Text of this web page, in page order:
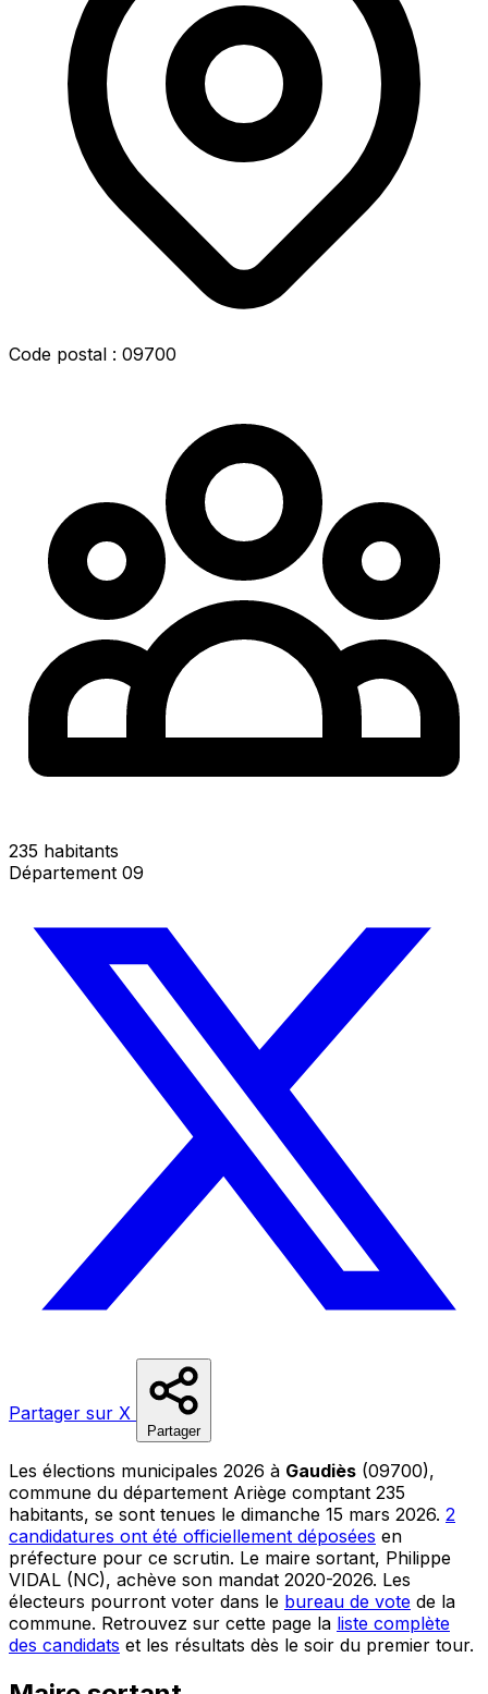
Code postal : 09700
235 habitants
Département 09
Partager sur X
Partager
Les élections municipales 2026 à Gaudiès (09700),
commune du département Ariège comptant 235
habitants, se sont tenues le dimanche 15 mars 2026. 2
candidatures ont été officiellement déposées en
préfecture pour ce scrutin. Le maire sortant, Philippe
VIDAL (NC), achève son mandat 2020-2026. Les
électeurs pourront voter dans le bureau de vote de la
commune. Retrouvez sur cette page la liste complète
des candidats et les résultats dès le soir du premier tour.